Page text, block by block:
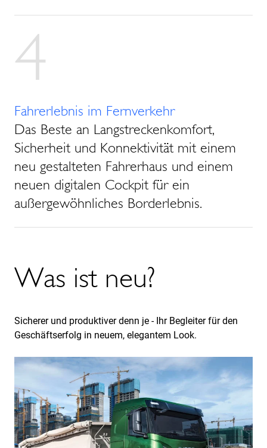
4
Fahrerlebnis im Fernverkehr
Das Beste an Langstreckenkomfort,
Sicherheit und Konnektivität mit einem
neu gestalteten Fahrerhaus und einem
neuen digitalen Cockpit für ein
außergewöhnliches Borderlebnis.
Was ist neu?
Sicherer und produktiver denn je - Ihr Begleiter für den
Geschäftserfolg in neuem, elegantem Look.